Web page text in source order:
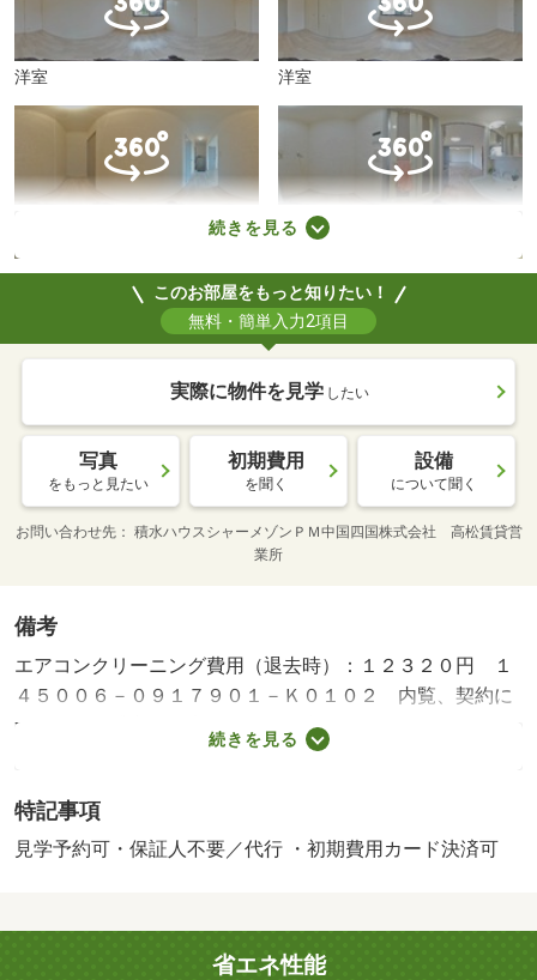
洋室 洋室
洗面所
その他
玄関 バルコニー
続きを見る
このお部屋をもっと知りたい！
無料・簡単入力2項目
実際に物件を見学 したい
写真
をもっと見たい
初期費用
を聞く
設備
について聞く
お問い合わせ先
積水ハウスシャーメゾンＰＭ中国四国株式会社 高松賃貸営
業所
備考
エアコンクリーニング費用（退去時）：１２３２０円 １
４５００６－０９１７９０１－Ｋ０１０２ 内覧、契約に
ついては、貸主の指定する仲介業者を介して行いますの
で、所定の仲介手数料が必要となります。／シャーメゾン
要／諸費用及びその他契約費用は別途打合せ／※家具や車
は配置イメージであり、賃貸物件には含まれません（家具
備考】ペット不可・専用バス/鍵交換費用 13200円/ＣＡＴ
Ｖ利用料月額/月 1000円/シャーメゾンライフＳＵＰＰＯＲ
続きを見る
特記事項
見学予約可・保証人不要／代行 ・初期費用カード決済可
省エネ性能